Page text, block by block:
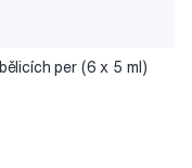
per (6 x 5 ml)